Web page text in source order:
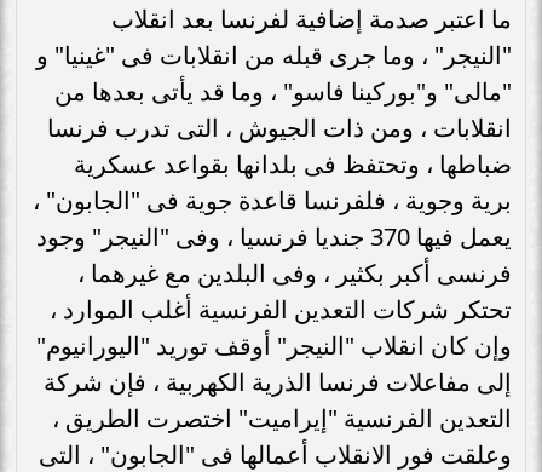
ما اعتبر صدمة إضافية لفرنسا بعد انقلاب
"النيجر" ، وما جرى قبله من انقلابات فى "غينيا" و
"مالى" و"بوركينا فاسو" ، وما قد يأتى بعدها من
انقلابات ، ومن ذات الجيوش ، التى تدرب فرنسا
ضباطها ، وتحتفظ فى بلدانها بقواعد عسكرية
برية وجوية ، فلفرنسا قاعدة جوية فى "الجابون" ،
يعمل فيها 370 جنديا فرنسيا ، وفى "النيجر" وجود
فرنسى أكبر بكثير ، وفى البلدين مع غيرهما ،
تحتكر شركات التعدين الفرنسية أغلب الموارد ،
وإن كان انقلاب "النيجر" أوقف توريد "اليورانيوم"
إلى مفاعلات فرنسا الذرية الكهربية ، فإن شركة
التعدين الفرنسية "إيراميت" اختصرت الطريق ،
وعلقت فور الانقلاب أعمالها فى "الجابون" ، التى